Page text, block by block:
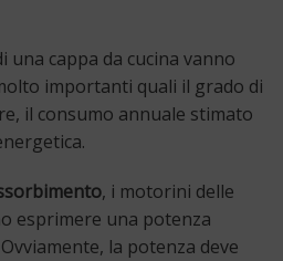
una cappa da cucina vanno
importanti quali il grado di
il consumo annuale stimato
, i motorini delle
esprimere una potenza
Ovviamente, la potenza deve